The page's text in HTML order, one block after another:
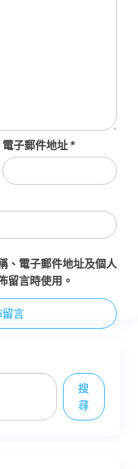
電子郵件地址*
、電子郵件地址及個人
留言時使用。
搜
尋